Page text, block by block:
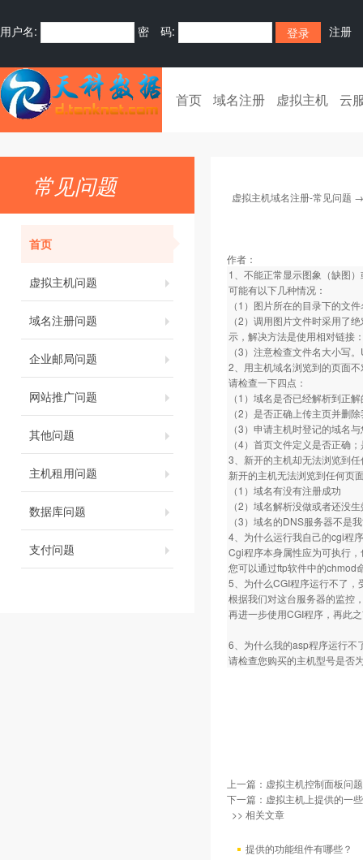
用户名: 密 码: 注册
首页 域名注册 虚拟主机 云
常见问题
首页
虚拟主机问题
域名注册问题
企业邮局问题
网站推广问题
其他问题
主机租用问题
数据库问题
支付问题
虚拟主机域名注册-常见问题
作者：
1、不能正常显示图象（缺图
可能有以下几种情况：
（1）图片所在的目录下的文
（2）调用图片文件时采用了
示，解决方法是使用相对链接
（3）注意检查文件名大小写
2、用主机域名浏览到的页面
请检查一下四点：
（1）域名是否已经解析到正
（2）是否正确上传主页并删
（3）申请主机时登记的域名
（4）首页文件定义是否正确
3、新开的主机却无法浏览到
新开的主机无法浏览到任何页
（1）域名有没有注册成功
（2）域名解析没做或者还没
（3）域名的DNS服务器不是
4、为什么运行我自己的cgi程
Cgi程序本身属性应为可执行
您可以通过ftp软件中的chmod
5、为什么CGI程序运行不了，
根据我们对这台服务器的监控
再进一步使用CGI程序，再此
6、为什么我的asp程序运行不
请检查您购买的主机型号是否
上一篇： 虚拟主机控制面板问题
下一篇： 虚拟主机上提供的一
>> 相关文章
提供的功能组件有哪些？